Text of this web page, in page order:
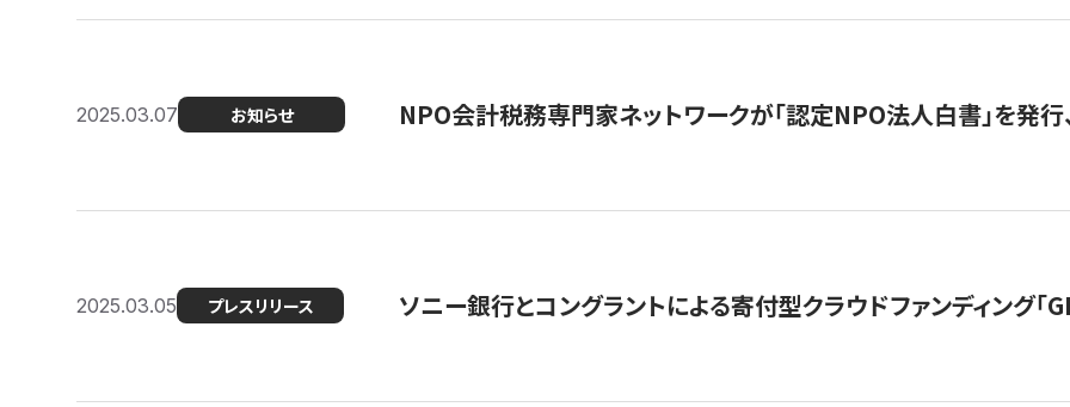
2025.03.07 お知らせ NPO会計税務専門家ネットワークが「認定NPO法人白書」を発
2025.03.05 プレスリリース ソニー銀行とコングラントによる寄付型クラウドファンディング